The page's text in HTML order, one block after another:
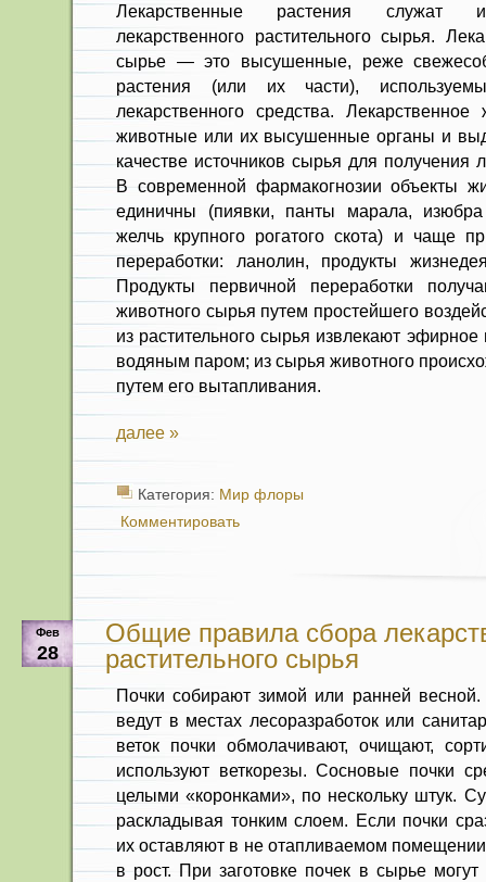
Лекарственные растения служат
лекарственного растительного сырья.
сырье — это высушенные, реже
растения (или их части),
лекарственного средства.
животные или их высушен­ные органы и
качестве источников сырья для полу­чения
В со­временной фармакогнозии объекты
единичны (пи­явки, панты марала,
желчь крупного рогатого скота) и чаще
переработки: ланолин, про­дукты
Продукты первичной переработки
живот­ного сырья путем простейшего
из растительного сырья извлекают
водяным паром; из сырья животного
путем его вытапливания.
далее »
Категория: Мир флоры
Комментировать
Фев
28
Общие правила сбора
растительного сырья
Почки собирают зимой или ранней весной.
ведут в местах лесоразработок или
веток почки обмо­лачивают, очищают,
используют веткорезы. Сосновые почки
целыми «коронками», по несколь­ку штук.
раскладывая тонким слоем. Если почки
их остав­ляют в не отапливаемом
в рост. При заготовке почек в сырье могут